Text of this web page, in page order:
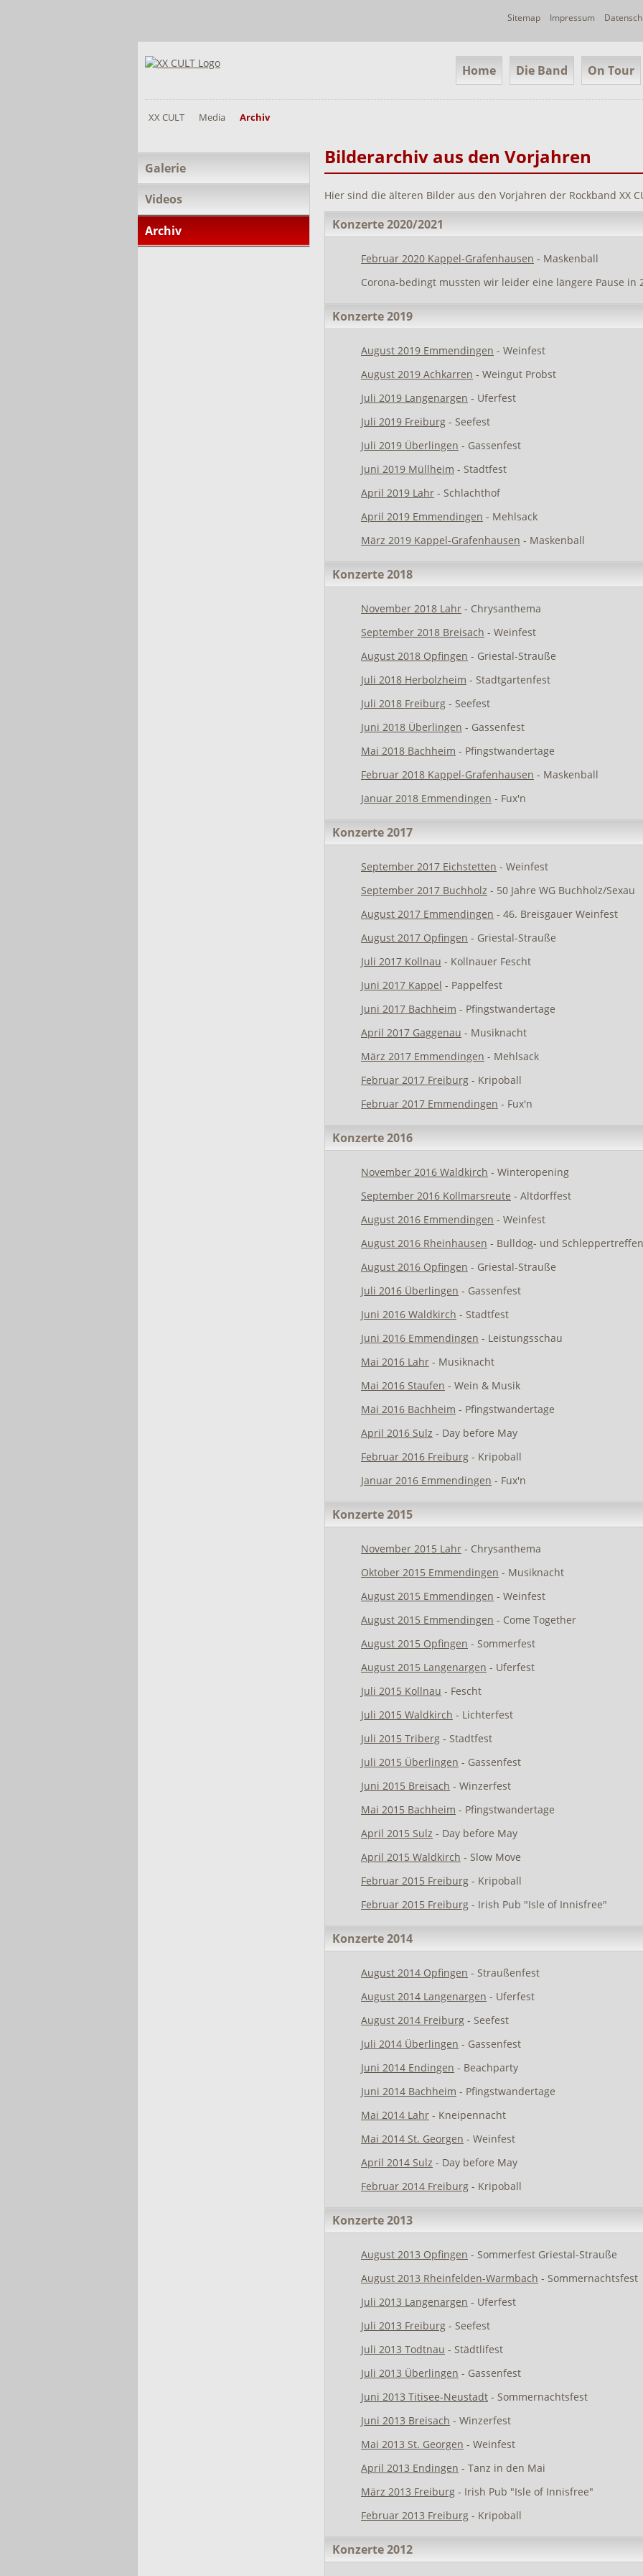
Navigation
Sitemap Impressum
überspringen
Home Die Band On Tour
XX CULT Media Archiv
Bilderarchiv aus den Vorjahren
Hier sind die älteren Bilder aus den Vorjahren der Rockband XX
Konzerte 2020/2021
Februar 2020 Kappel-Grafenhausen - Maskenball
Corona-bedingt mussten wir leider eine längere Pause in
Konzerte 2019
August 2019 Emmendingen - Weinfest
August 2019 Achkarren - Weingut Probst
Juli 2019 Langenargen - Uferfest
Juli 2019 Freiburg - Seefest
Juli 2019 Überlingen - Gassenfest
Juni 2019 Müllheim - Stadtfest
April 2019 Lahr - Schlachthof
April 2019 Emmendingen - Mehlsack
März 2019 Kappel-Grafenhausen - Maskenball
Konzerte 2018
November 2018 Lahr - Chrysanthema
September 2018 Breisach - Weinfest
August 2018 Opfingen - Griestal-Strauße
Juli 2018 Herbolzheim - Stadtgartenfest
Juli 2018 Freiburg - Seefest
Juni 2018 Überlingen - Gassenfest
Mai 2018 Bachheim - Pfingstwandertage
Februar 2018 Kappel-Grafenhausen - Maskenball
Januar 2018 Emmendingen - Fux'n
Konzerte 2017
September 2017 Eichstetten - Weinfest
September 2017 Buchholz - 50 Jahre WG Buchholz/Sexau
August 2017 Emmendingen - 46. Breisgauer Weinfest
August 2017 Opfingen - Griestal-Strauße
Juli 2017 Kollnau - Kollnauer Fescht
Juni 2017 Kappel - Pappelfest
Juni 2017 Bachheim - Pfingstwandertage
April 2017 Gaggenau - Musiknacht
März 2017 Emmendingen - Mehlsack
Februar 2017 Freiburg - Kripoball
Februar 2017 Emmendingen - Fux'n
Konzerte 2016
November 2016 Waldkirch - Winteropening
September 2016 Kollmarsreute - Altdorffest
August 2016 Emmendingen - Weinfest
August 2016 Rheinhausen - Bulldog- und Schleppertreffen
August 2016 Opfingen - Griestal-Strauße
Juli 2016 Überlingen - Gassenfest
Juni 2016 Waldkirch - Stadtfest
Juni 2016 Emmendingen - Leistungsschau
Mai 2016 Lahr - Musiknacht
Mai 2016 Staufen - Wein & Musik
Mai 2016 Bachheim - Pfingstwandertage
April 2016 Sulz - Day before May
Februar 2016 Freiburg - Kripoball
Januar 2016 Emmendingen - Fux'n
Konzerte 2015
November 2015 Lahr - Chrysanthema
Oktober 2015 Emmendingen - Musiknacht
August 2015 Emmendingen - Weinfest
August 2015 Emmendingen - Come Together
August 2015 Opfingen - Sommerfest
August 2015 Langenargen - Uferfest
Juli 2015 Kollnau - Fescht
Juli 2015 Waldkirch - Lichterfest
Juli 2015 Triberg - Stadtfest
Juli 2015 Überlingen - Gassenfest
Juni 2015 Breisach - Winzerfest
Mai 2015 Bachheim - Pfingstwandertage
April 2015 Sulz - Day before May
April 2015 Waldkirch - Slow Move
Februar 2015 Freiburg - Kripoball
Februar 2015 Freiburg - Irish Pub "Isle of Innisfree"
Konzerte 2014
August 2014 Opfingen - Straußenfest
August 2014 Langenargen - Uferfest
August 2014 Freiburg - Seefest
Juli 2014 Überlingen - Gassenfest
Juni 2014 Endingen - Beachparty
Juni 2014 Bachheim - Pfingstwandertage
Mai 2014 Lahr - Kneipennacht
Mai 2014 St. Georgen - Weinfest
April 2014 Sulz - Day before May
Februar 2014 Freiburg - Kripoball
Konzerte 2013
August 2013 Opfingen - Sommerfest Griestal-Strauße
August 2013 Rheinfelden-Warmbach - Sommernachtsfest
Juli 2013 Langenargen - Uferfest
Juli 2013 Freiburg - Seefest
Juli 2013 Todtnau - Städtlifest
Juli 2013 Überlingen - Gassenfest
Juni 2013 Titisee-Neustadt - Sommernachtsfest
Juni 2013 Breisach - Winzerfest
Mai 2013 St. Georgen - Weinfest
April 2013 Endingen - Tanz in den Mai
März 2013 Freiburg - Irish Pub "Isle of Innisfree"
Februar 2013 Freiburg - Kripoball
Konzerte 2012
Navigation
überspringen
Galerie
Videos
Archiv